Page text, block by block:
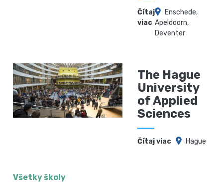
Čítaj
viac
Enschede,
Apeldoorn,
Deventer
The Hague
University
of Applied
Sciences
Čítaj viac Hague
Všetky školy